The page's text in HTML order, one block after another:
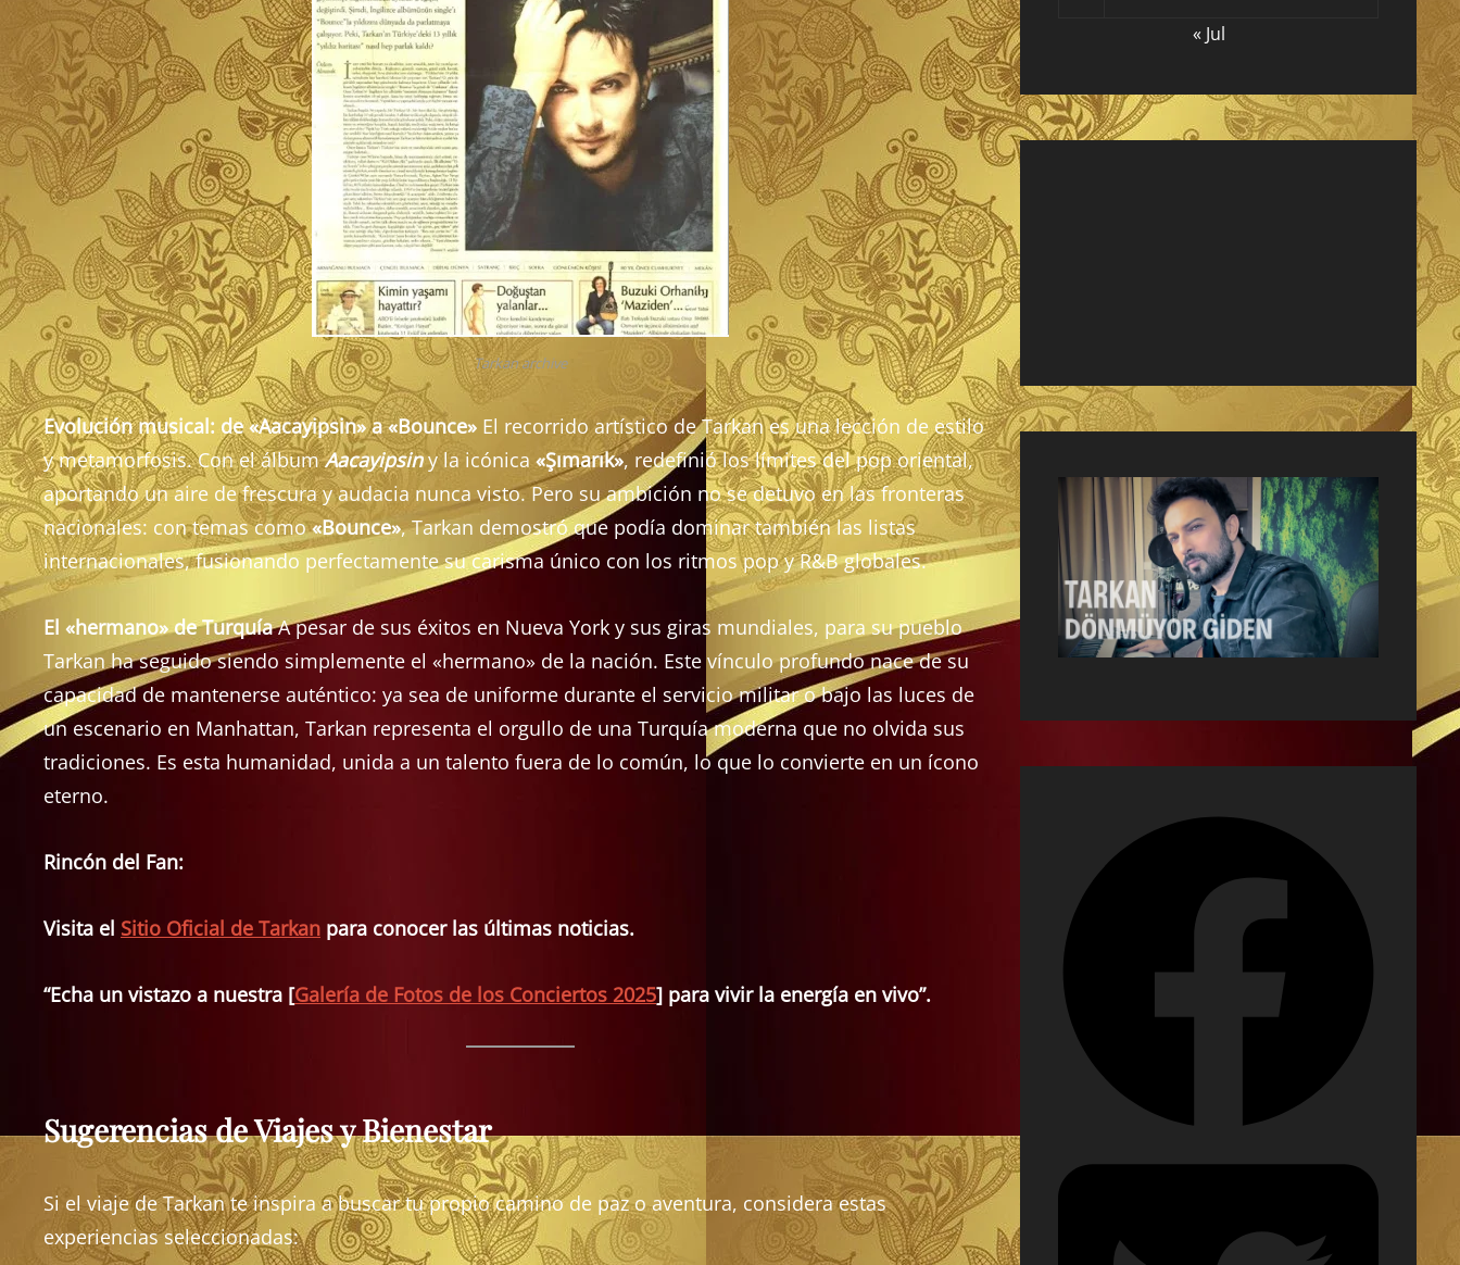
Tarkan archive
Evolución musical: de «Aacayipsin» a «Bounce» El recorrido artístico de Tarkan es una lección de estilo
y metamorfosis. Con el álbumAacayipsiny la icónica «Şımarık», redefinió los límites del pop oriental,
aportando un aire de frescura y audacia nunca visto. Pero su ambición no se detuvo en las fronteras
nacionales: con temas como«Bounce», Tarkan demostró que podía dominar también las listas
internacionales, fusionando perfectamente su carisma único con los ritmos pop y R&B globales.
El «hermano» de TurquíaA pesar de sus éxitos en Nueva York y sus giras mundiales, para su pueblo
Tarkan ha seguido siendo simplemente el «hermano» de la nación. Este vínculo profundo nace de su
capacidad de mantenerse auténtico: ya sea de uniforme durante el servicio militar o bajo las luces de
un escenario en Manhattan, Tarkan representa el orgullo de una Turquía moderna que no olvida sus
tradiciones. Es esta humanidad, unida a un talento fuera de lo común, lo que lo convierte en un ícono
eterno.
Rincón del Fan:
Visita el Sitio Oficial de Tarkan para conocer las últimas noticias.
“Echa un vistazo a nuestra [Galería de Fotos de los Conciertos 2025] para vivir la energía en vivo”.
Sugerencias de Viajes y Bienestar
Si el viaje de Tarkan te inspira a buscar tu propio camino de paz o aventura, considera estas
experiencias seleccionadas:
« Jul